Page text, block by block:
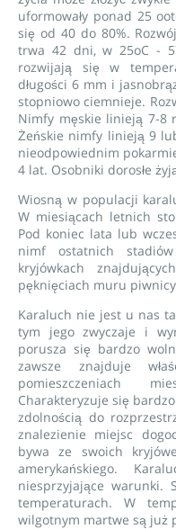
uformowały ponad 25
się od 40 do 80%.
trwa 42 dni, w 25oC -
rozwijają się w
długości 6 mm i
stopniowo ciemnieje.
Nimfy męskie linieją 7-8
Żeńskie nimfy linieją 9
nieodpowiednim
4 lat. Osobniki dorosłe
Wiosną w populacji
W miesiącach letnich
Pod koniec lata lub
nimf ostatnich
kryjówkach
pęknięciach muru
Karaluch nie jest u nas
tym jego zwyczaje i
porusza się bardzo
zawsze znajduje
pomieszczeniach
Charakteryzuje się
zdolnością do
znalezienie miejsc
bywa ze swoich
amerykańskiego.
niesprzyjające warunki.
temperaturach. W
wilgotnym martwe są już